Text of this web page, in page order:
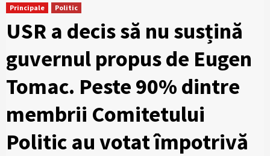
Principale Politic
USR a decis să nu susțină
guvernul propus de Eugen
Tomac. Peste 90% dintre
membrii Comitetului
Politic au votat împotrivă